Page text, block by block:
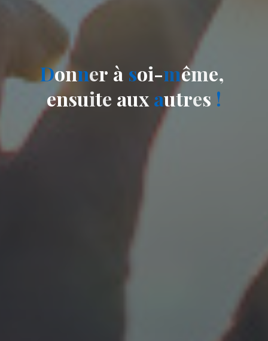
Donner à soi-même,
ensuite aux autres !